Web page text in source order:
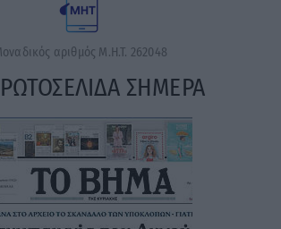
αριθμός Μ.Η.Τ. 262048
ΣΗΜΕΡΑ